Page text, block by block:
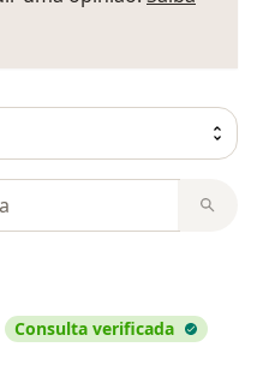
Consulta verificada